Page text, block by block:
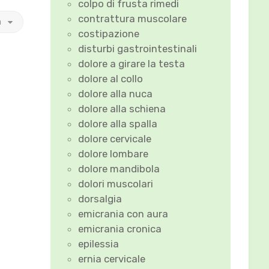
colpo di frusta rimedi
contrattura muscolare
costipazione
disturbi gastrointestinali
dolore a girare la testa
dolore al collo
dolore alla nuca
dolore alla schiena
dolore alla spalla
dolore cervicale
dolore lombare
dolore mandibola
dolori muscolari
dorsalgia
emicrania con aura
emicrania cronica
epilessia
ernia cervicale